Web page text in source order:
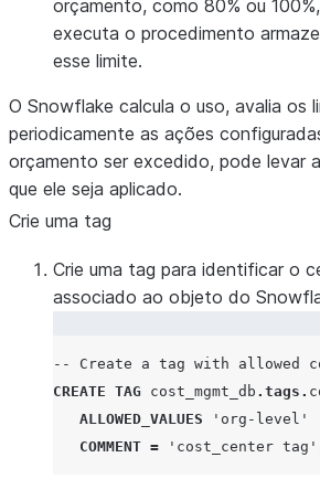
orçamento, como 80% ou
executa o procedimento
esse limite.
O Snowflake calcula o uso, avalia os
periodicamente as ações
orçamento ser excedido, pode levar
que ele seja aplicado.
Crie uma tag
Crie uma tag para identificar o
associado ao objeto do
-- Create a tag with allowed
CREATE TAG cost_mgmt_db . tags .
ALLOWED_VALUES
'org-level'
COMMENT = 'cost_center tag'